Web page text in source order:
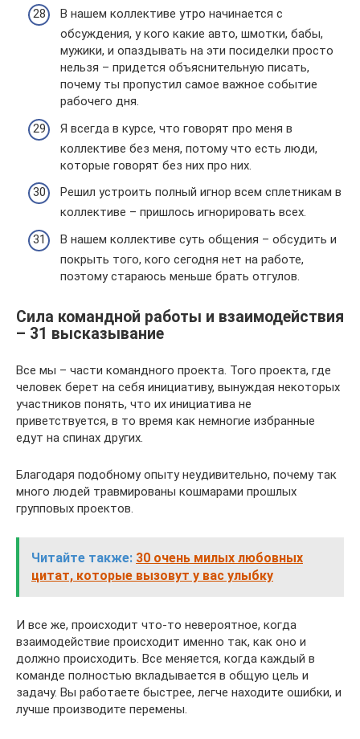
В нашем коллективе утро начинается с
обсуждения, у кого какие авто, шмотки, бабы,
мужики, и опаздывать на эти посиделки просто
нельзя – придется объяснительную писать,
почему ты пропустил самое важное событие
рабочего дня.
Я всегда в курсе, что говорят про меня в
коллективе без меня, потому что есть люди,
которые говорят без них про них.
Решил устроить полный игнор всем сплетникам в
коллективе – пришлось игнорировать всех.
В нашем коллективе суть общения – обсудить и
покрыть того, кого сегодня нет на работе,
поэтому стараюсь меньше брать отгулов.
Сила командной работы и взаимодействия
– 31 высказывание
Все мы – части командного проекта. Того проекта, где
человек берет на себя инициативу, вынуждая некоторых
участников понять, что их инициатива не
приветствуется, в то время как немногие избранные
едут на спинах других.
Благодаря подобному опыту неудивительно, почему так
много людей травмированы кошмарами прошлых
групповых проектов.
Читайте также: 30 очень милых любовных
цитат, которые вызовут у вас улыбку
И все же, происходит что-то невероятное, когда
взаимодействие происходит именно так, как оно и
должно происходить. Все меняется, когда каждый в
команде полностью вкладывается в общую цель и
задачу. Вы работаете быстрее, легче находите ошибки, и
лучше производите перемены.